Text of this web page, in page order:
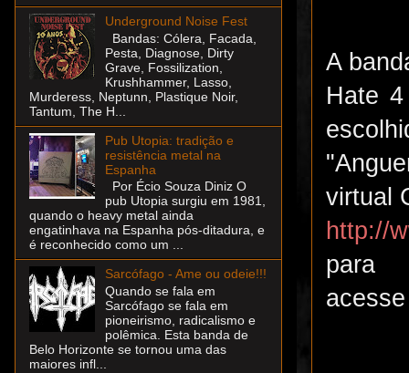
A
Hate
virtual
http://
acesse
Underground Noise Fest
Bandas: Cólera, Facada,
Pesta, Diagnose, Dirty
Grave, Fossilization,
Krushhammer, Lasso,
Murderess, Neptunn, Plastique Noir,
Tantum, The H...
Pub Utopia: tradição e
resistência metal na
Espanha
Por Écio Souza Diniz O
pub Utopia surgiu em 1981,
quando o heavy metal ainda
engatinhava na Espanha pós-ditadura, e
é reconhecido como um ...
Sarcófago - Ame ou odeie!!!
Quando se fala em
Sarcófago se fala em
pioneirismo, radicalismo e
polêmica. Esta banda de
Belo Horizonte se tornou uma das
maiores infl...